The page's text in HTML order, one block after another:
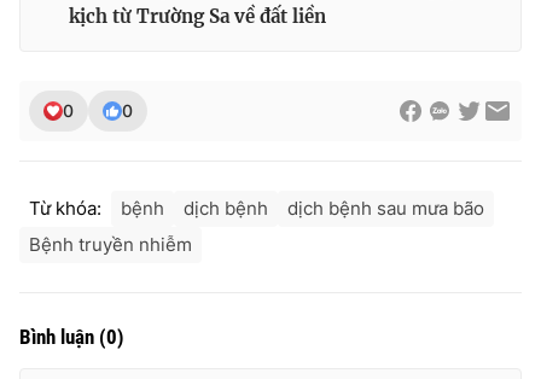
kịch từ Trường Sa về đất liền
0 0
Từ khóa: bệnh dịch bệnh
dịch bệnh sau mưa bão
Bệnh truyền nhiễm
Bình luận (0)